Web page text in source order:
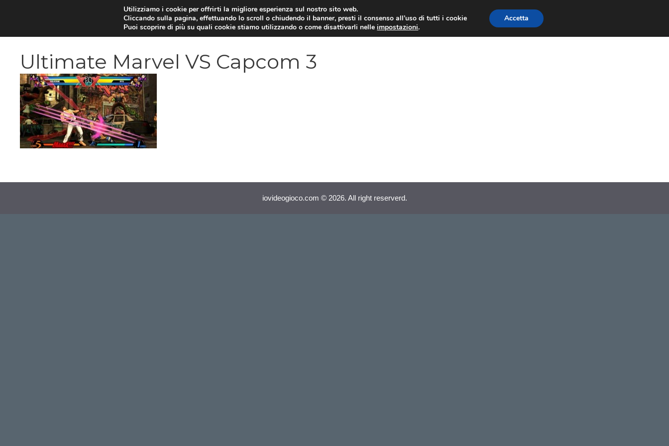
VIDEOGIOCHI NEWS RECENSIONI TRAILER GIOCHI
Ultimate Marvel VS Capcom 3
iovideogioco.com © 2026. All right reserverd.
Utilizziamo i cookie per offrirti la migliore esperienza sul nostro sito web.
Cliccando sulla pagina, effettuando lo scroll o chiudendo il banner, presti il consenso all’uso di tutti i cookie
Puoi scoprire di più su quali cookie stiamo utilizzando o come disattivarli nelleimpostazioni.
Accetta